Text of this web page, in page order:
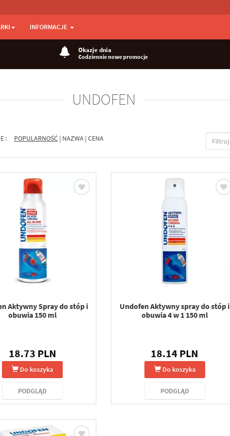
INFORMACJE
Okazje dnia
Codziennie nowe promocje
UNDOFEN
: POPULARNOŚĆ | NAZWA | CENA
Aktywny Spray do stóp i
obuwia 150 ml
18.73 PLN
Do koszyka
PODGLĄD
Undofen Aktywny spray do stóp i
obuwia 4 w 1 150 ml
18.14 PLN
Do koszyka
PODGLĄD